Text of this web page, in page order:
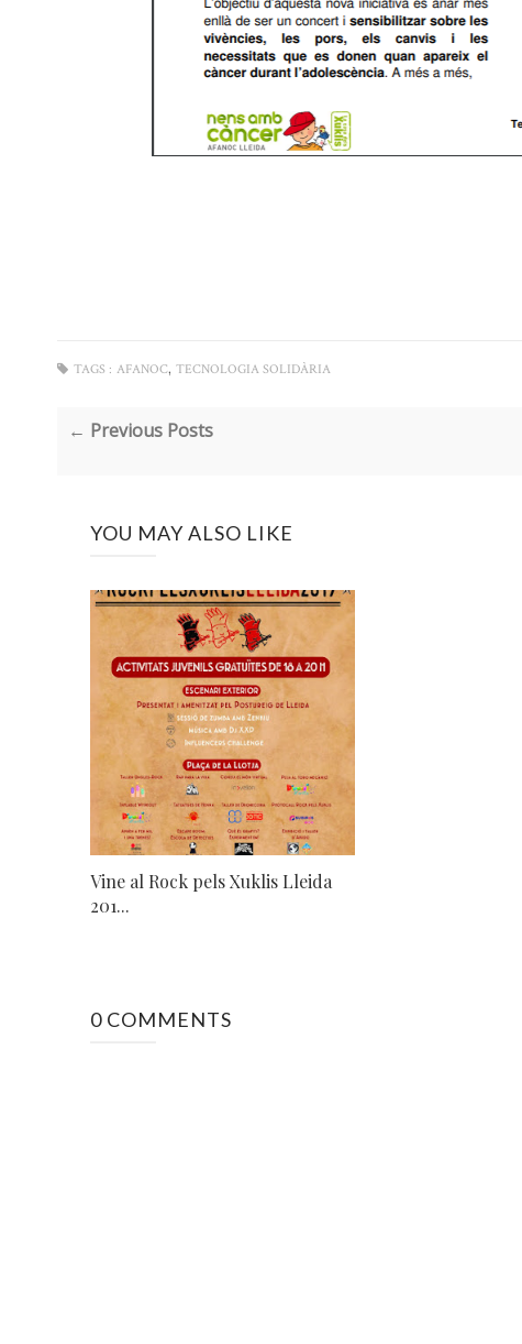
TAGS : AFANOC, TECNOLOGIA SOLIDÀRIA
← Previous Posts
YOU MAY ALSO LIKE
Vine al Rock pels Xuklis Lleida
201...
0 COMMENTS